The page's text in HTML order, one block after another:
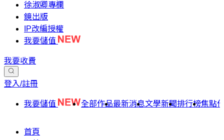
徐淑卿專欄
鏡出版
IP改編授權
我要儲值
我要收費
登入/註冊
我要儲值 全部作品最新消息文學新聞排行榜焦點
首頁